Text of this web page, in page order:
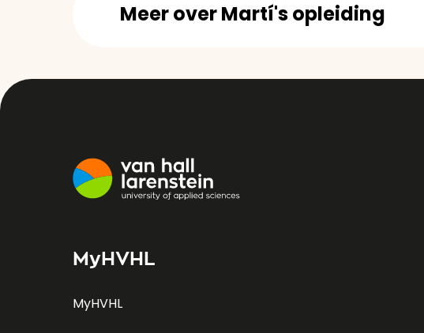
Meer over Martí's opleiding
MyHVHL
MyHVHL